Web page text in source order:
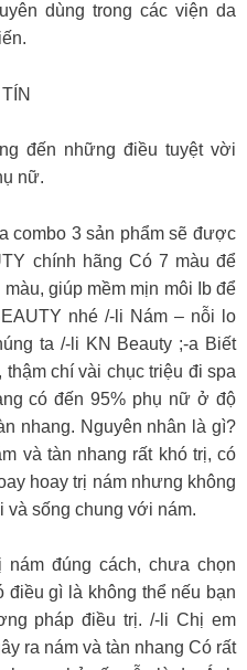
dùng trong các viện da
đến những điều tuyệt vời
nữ.
combo 3 sản phẩm sẽ được
chính hãng Có 7 màu để
giúp mềm mịn môi Ib để
nhé /-li Nám – nỗi lo
ta /-li KN Beauty ;-a Biết
chí vài chục triệu đi spa
có đến 95% phụ nữ ở độ
nhang. Nguyên nhân là gì?
và tàn nhang rất khó trị, có
hoay trị nám nhưng không
và sống chung với nám.
đúng cách, chưa chọn
điều gì là không thể nếu bạn
pháp điều trị. /-li Chị em
ra nám và tàn nhang Có rất